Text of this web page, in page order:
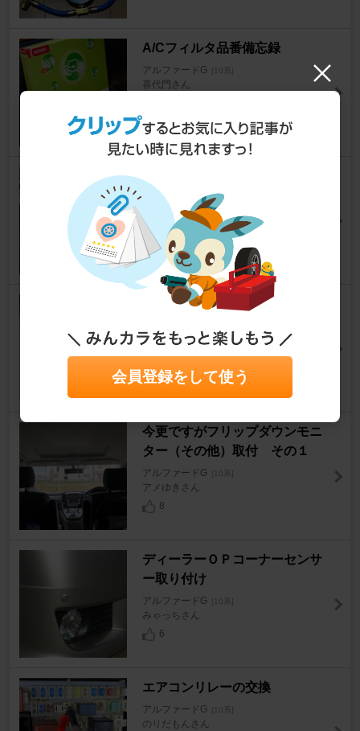
A/Cフィルタ品番備忘録
アルファードG [10系]
喜代門さん
アルファードG [10系]
マーク１００さん
ブレーキキャリパーオーバーホ
アルファードG [10系]
洗車男さん
13
今更ですがフリップダウンモニ
ター（その他）取付 その１
アルファードG [10系]
アメゆきさん
8
ディーラーＯＰコーナーセンサ
ー取り付け
アルファードG [10系]
みゃっちさん
6
エアコンリレーの交換
アルファードG [10系]
のりだもんさん
会員登録をして使う